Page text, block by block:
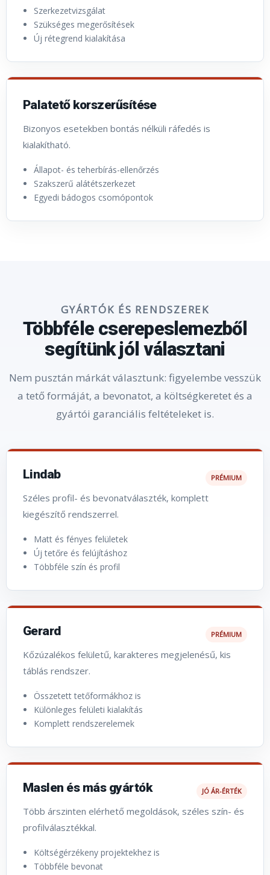
Szerkezetvizsgálat
Szükséges megerősítések
Új rétegrend kialakítása
Palatető korszerűsítése
Bizonyos esetekben bontás nélküli ráfedés is
kialakítható.
Állapot- és teherbírás-ellenőrzés
Szakszerű alátétszerkezet
Egyedi bádogos csomópontok
GYÁRTÓK ÉS RENDSZEREK
Többféle cserepeslemezből
segítünk jól választani
Nem pusztán márkát választunk: figyelembe vesszük
a tető formáját, a bevonatot, a költségkeretet és a
gyártói garanciális feltételeket is.
Lindab PRÉMIUM
Széles profil- és bevonatválaszték, komplett
kiegészítő rendszerrel.
Matt és fényes felületek
Új tetőre és felújításhoz
Többféle szín és profil
Gerard PRÉMIUM
Kőzúzalékos felületű, karakteres megjelenésű, kis
táblás rendszer.
Összetett tetőformákhoz is
Különleges felületi kialakítás
Komplett rendszerelemek
Maslen és más gyártók JÓ ÁR-ÉRTÉK
Több árszinten elérhető megoldások, széles szín- és
profilválasztékkal.
Költségérzékeny projektekhez is
Többféle bevonat